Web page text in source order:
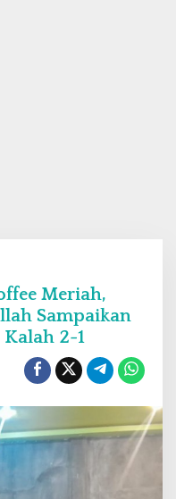
Meriah,
Sampaikan
2-1